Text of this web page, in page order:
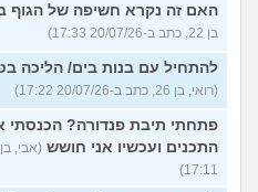
האם זה נקרא חשיפה של הגוף
בן 22, כתב ב-20/07/26 17:33)
להתחיל עם בנות בים/ הליכה
(רואי, בן 26, כתב ב-20/07/26 17:22)
פתחתי תיבת פנדורה? הכנסתי
התכנים ועכשיו אני חושש
17:11)